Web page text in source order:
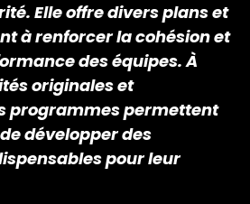
Elle offre divers plans et
à renforcer la cohésion et
des équipes. À
originales et
programmes permettent
développer des
pour leur